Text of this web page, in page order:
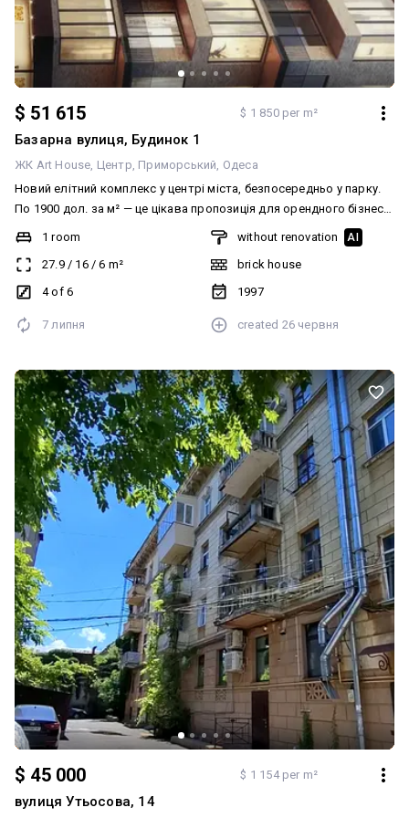
$ 51 615 $ 1 850 per m²
Базарна вулиця, Будинок 1
ЖК Art House Центр Приморський Одеса
Новий елітний комплекс у центрі міста, безпосередньо у парку.
По 1900 дол. за м² — це цікава пропозиція для орендного бізнесу.
Такі варіанти завжди мають попит. Поки що це є в наявності! Без
комісії! Це малоповерховий комплекс, виконаний за дизайн-
проєктом, де всі квартири мають балкон або лоджію. Фасад
виконаний із вентильованого матеріалу. Квартири 1-кімнатні,
замовити внутрішні перегородки за Вашим дизайн-проєктом.
1 room
27.9/ 16/6 m²
4 of 6
without renovation AI
brick house
1997
7 липня created 26 червня
$ 45 000 $ 1 154 per m²
вулиця Утьосова, 14